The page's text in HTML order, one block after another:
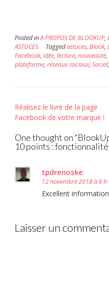
Posted inA PROPOS DE BLOOKUP,
ASTUCES
Taggedastuces, Blook,
Facebook, idée, lecture, nouveauté,
plateforme, réseaux sociaux, Social,
Post
navigation
Réalisez le livre de la page
Facebook de votre marque !
One thought on “
10 points :
tpdrenoske
12 novembre 2018 à 6
Excellent
Laisser un